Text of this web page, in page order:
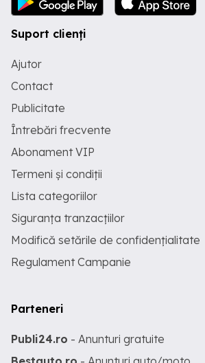
Suport clienți
Ajutor
Contact
Publicitate
Întrebări frecvente
Abonament VIP
Termeni și condiții
Lista categoriilor
Siguranța tranzacțiilor
Modifică setările de confidențialitate
Regulament Campanie
Parteneri
Publi24.ro - Anunturi gratuite